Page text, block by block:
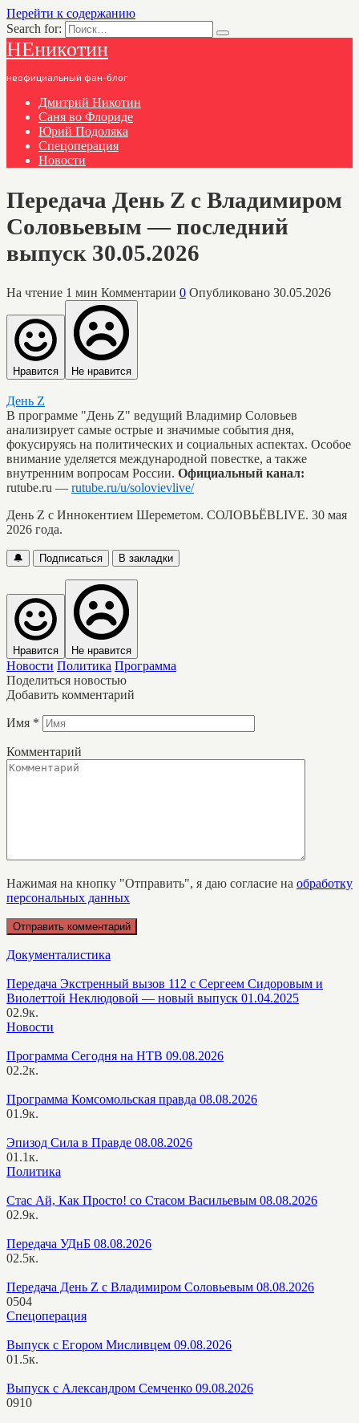
Перейти к содержанию
Search for:
НЕникотин
неофициальный фан-блог
Дмитрий Никотин
Саня во Флориде
Юрий Подоляка
Спецоперация
Новости
Передача День Z с Владимиром
Соловьевым — последний
выпуск 30.05.2026
На чтение 1 мин Комментарии 0 Опубликовано 30.05.2026
Нравится Не нравится
День Z
В программе "День Z" ведущий Владимир Соловьев
анализирует самые острые и значимые события дня,
фокусируясь на политических и социальных аспектах. Особое
внимание уделяется международной повестке, а также
внутренним вопросам России. Официальный канал:
rutube.ru — rutube.ru/u/solovievlive/
День Z с Иннокентием Шереметом. СОЛОВЬЁВLIVE. 30 мая
2026 года.
🔔 Подписаться В закладки
Нравится Не нравится
Новости Политика Программа
Поделиться новостью
Добавить комментарий
Имя *
Комментарий
Нажимая на кнопку "Отправить", я даю согласие на обработку
персональных данных
Документалистика
Передача Экстренный вызов 112 с Сергеем Сидоровым и
Виолеттой Неклюдовой — новый выпуск 01.04.2025
02.9к.
Новости
Программа Сегодня на НТВ 09.08.2026
02.2к.
Программа Комсомольская правда 08.08.2026
01.9к.
Эпизод Сила в Правде 08.08.2026
01.1к.
Политика
Стас Ай, Как Просто! со Стасом Васильевым 08.08.2026
02.9к.
Передача УДнБ 08.08.2026
02.5к.
Передача День Z с Владимиром Соловьевым 08.08.2026
0504
Спецоперация
Выпуск с Егором Мисливцем 09.08.2026
01.5к.
Выпуск с Александром Семченко 09.08.2026
0910